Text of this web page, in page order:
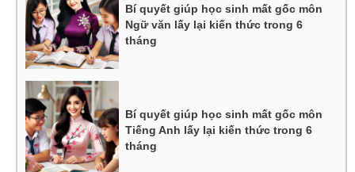
Bí quyết giúp học sinh mất gốc môn
Ngữ văn lấy lại kiến thức trong 6
tháng
Bí quyết giúp học sinh mất gốc môn
Tiếng Anh lấy lại kiến thức trong 6
tháng